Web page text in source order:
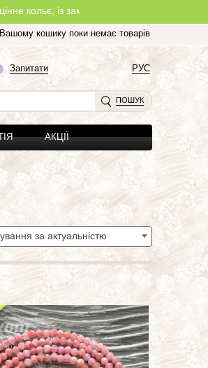
з будь-якої нитки, яку Ви оберете на
кошику поки немає товарів
Запитати РУС
ПОШУК
АКЦІЇ
за актуальністю